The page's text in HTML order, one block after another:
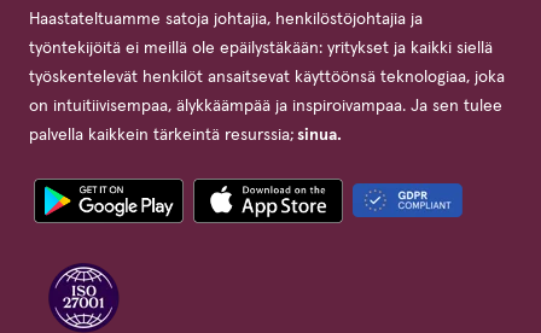
Haastateltuamme satoja johtajia, henkilöstöjohtajia ja
työntekijöitä ei meillä ole epäilystäkään: yritykset ja kaikki siellä
työskentelevät henkilöt ansaitsevat käyttöönsä teknologiaa, joka
on intuitiivisempaa, älykkäämpää ja inspiroivampaa. Ja sen tulee
palvella kaikkein tärkeintä resurssia; sinua.